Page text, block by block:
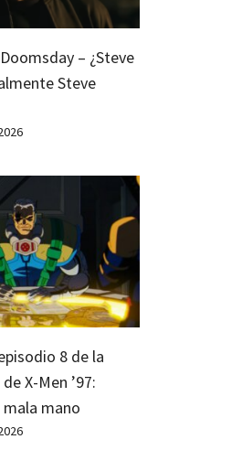
– ¿Steve
Steve
8 de la
X-Men ’97:
mano